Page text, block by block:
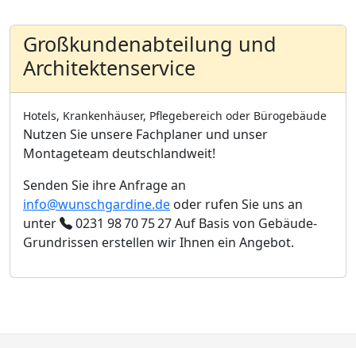
Großkundenabteilung und
Architektenservice
Hotels, Krankenhäuser, Pflegebereich oder Bürogebäude
Nutzen Sie unsere Fachplaner und unser
Montageteam deutschlandweit!
Senden Sie ihre Anfrage an
info@wunschgardine.de oder rufen Sie uns an
unter
0231 98 70 75 27Auf Basis von Gebäude-
Grundrissen erstellen wir Ihnen ein Angebot.